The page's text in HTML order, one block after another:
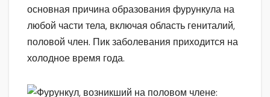
основная причина образования фурункула на
любой части тела, включая область гениталий,
половой член. Пик заболевания приходится на
холодное время года.